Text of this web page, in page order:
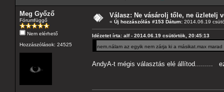
Meg Győző
Fórumfüggő
Nem elérhető
Hozzászólások: 24525
Válasz: Ne vásárolj tőle, ne üzletelj
« Új hozzászólás #153 Dátum: 2014.06.19
Idézetet írta: alf - 2014.06.19 csütörtök, 20:45:13
nem.nálam az egyik nem zárja ki a másikat.max
AndyA-t mégis választás elé állítod.........